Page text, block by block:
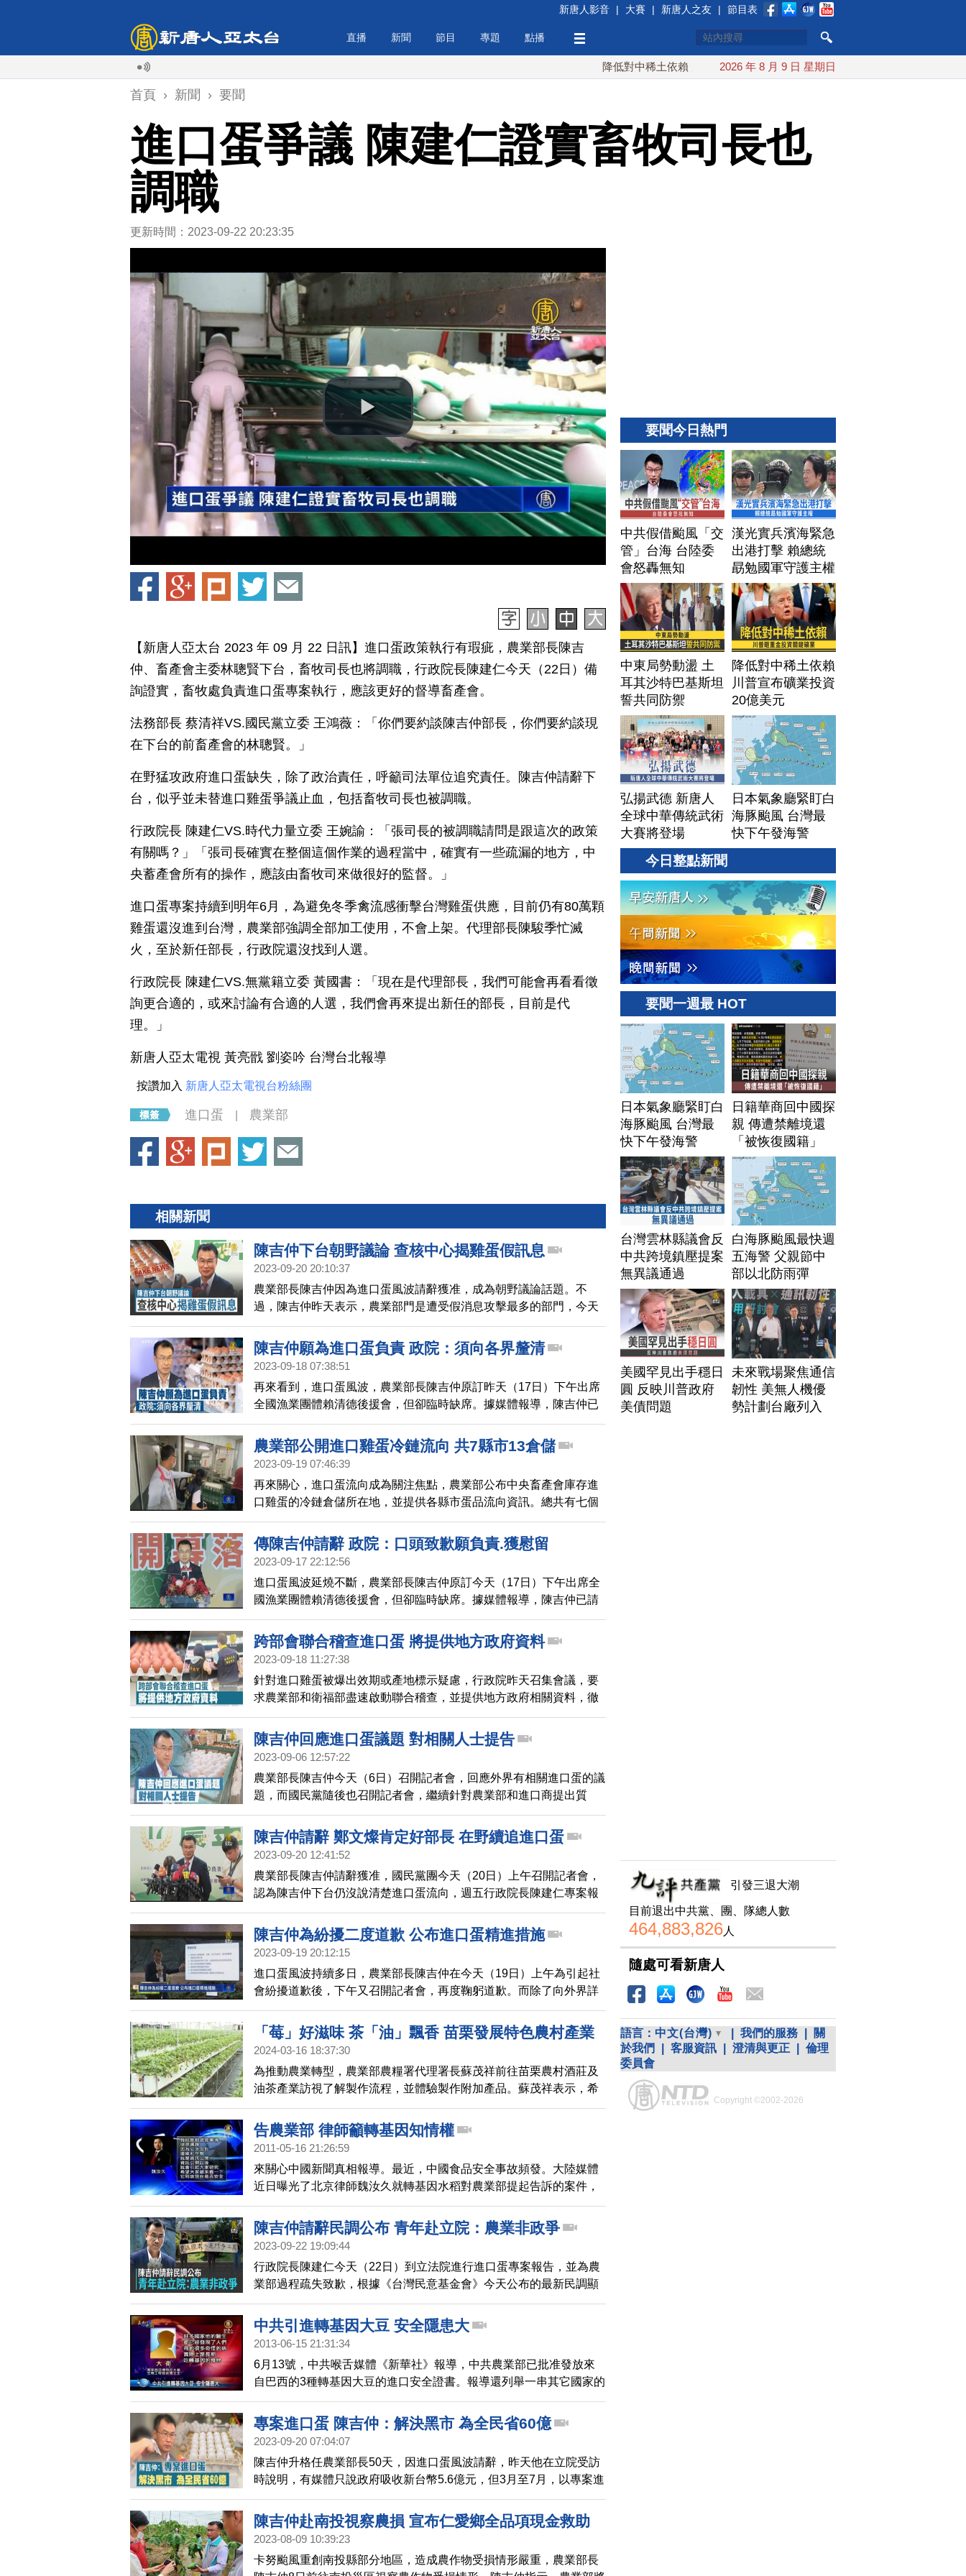
新唐人影音 | 大賽 | 新唐人之友 | 節目表
直播 新聞 節目 專題 點播
降低對中稀土依賴 川普宣布礦業投資20億美元 中東局勢動盪 土耳其沙特巴基斯
2026 年 8 月 9 日 星期日
首頁 › 新聞 › 要聞
進口蛋爭議 陳建仁證實畜牧司長也
調職
更新時間：2023-09-22 20:23:35
【新唐人亞太台 2023 年 09 月 22 日訊】進口蛋政策執行有瑕疵，農業部長陳吉
仲、畜產會主委林聰賢下台，畜牧司長也將調職，行政院長陳建仁今天（22日）備
詢證實，畜牧處負責進口蛋專案執行，應該更好的督導畜產會。
法務部長 蔡清祥VS.國民黨立委 王鴻薇：「你們要約談陳吉仲部長，你們要約談現
在下台的前畜產會的林聰賢。」
在野猛攻政府進口蛋缺失，除了政治責任，呼籲司法單位追究責任。陳吉仲請辭下
台，似乎並未替進口雞蛋爭議止血，包括畜牧司長也被調職。
行政院長 陳建仁VS.時代力量立委 王婉諭：「張司長的被調職請問是跟這次的政策
有關嗎？」「張司長確實在整個這個作業的過程當中，確實有一些疏漏的地方，中
央蓄產會所有的操作，應該由畜牧司來做很好的監督。」
進口蛋專案持續到明年6月，為避免冬季禽流感衝擊台灣雞蛋供應，目前仍有80萬顆
雞蛋還沒進到台灣，農業部強調全部加工使用，不會上架。代理部長陳駿季忙滅
火，至於新任部長，行政院還沒找到人選。
行政院長 陳建仁VS.無黨籍立委 黃國書：「現在是代理部長，我們可能會再看看徵
詢更合適的，或來討論有合適的人選，我們會再來提出新任的部長，目前是代
理。」
新唐人亞太電視 黃亮戩 劉姿吟 台灣台北報導
按讚加入 新唐人亞太電視台粉絲團
進口蛋 農業部
相關新聞
陳吉仲下台朝野議論 查核中心揭雞蛋假訊息
2023-09-20 20:10:37
農業部長陳吉仲因為進口蛋風波請辭獲准，成為朝野議論話題。不
過，陳吉仲昨天表示，農業部門是遭受假消息攻擊最多的部門，今天
有查核中心揭露雞蛋相關假訊息，捏造陳吉仲前一天記者會內容，影
響民眾權益。
陳吉仲願為進口蛋負責 政院：須向各界釐清
2023-09-18 07:38:51
再來看到，進口蛋風波，農業部長陳吉仲原訂昨天（17日）下午出席
全國漁業團體賴清德後援會，但卻臨時缺席。據媒體報導，陳吉仲已
請辭獲准。對此，行政院發言人林子倫回應，陳吉仲的確有向行政院
長陳建仁口頭致歉，並主動表示願意負責。不過陳建仁認為，現階段
陳吉仲有責任持續向各界釐清所有質疑，並對進口蛋政策進行通盤檢
日）的行政院院會，針對進口蛋專案提出報告。今天中午陳吉仲預計
將主持非洲豬瘟應變中心會議。
農業部公開進口雞蛋冷鏈流向 共7縣市13倉儲
2023-09-19 07:46:39
再來關心，進口蛋流向成為關注焦點，農業部公布中央畜產會庫存進
口雞蛋的冷鏈倉儲所在地，並提供各縣市蛋品流向資訊。總共有七個
縣市，十三個倉儲，分布在新北市、桃園市、彰化縣、雲林縣、嘉義
縣、高雄市與屏東縣。今天開始將針對全台十六家進口雞蛋洗選業，
與衛福部展開連續三天的聯合輔導工作。農業部強調，會確保到期專
傳陳吉仲請辭 政院：口頭致歉願負責.獲慰留
2023-09-17 22:12:56
進口蛋風波延燒不斷，農業部長陳吉仲原訂今天（17日）下午出席全
國漁業團體賴清德後援會，但卻臨時缺席。據媒體報導，陳吉仲已請
辭獲准。對於相關傳聞，行政院表示，陳吉仲的確有向陳建仁口頭致
歉，並表示願意負責，但獲慰留。
跨部會聯合稽查進口蛋 將提供地方政府資料
2023-09-18 11:27:38
針對進口雞蛋被爆出效期或產地標示疑慮，行政院昨天召集會議，要
求農業部和衛福部盡速啟動聯合稽查，並提供地方政府相關資料，徹
查雞蛋流向、業者是否依法辦理等。
陳吉仲回應進口蛋議題 對相關人士提告
2023-09-06 12:57:22
農業部長陳吉仲今天（6日）召開記者會，回應外界有相關進口蛋的議
題，而國民黨隨後也召開記者會，繼續針對農業部和進口商提出質
疑。
陳吉仲請辭 鄭文燦肯定好部長 在野續追進口蛋
2023-09-20 12:41:52
農業部長陳吉仲請辭獲准，國民黨團今天（20日）上午召開記者會，
認為陳吉仲下台仍沒說清楚進口蛋流向，週五行政院長陳建仁專案報
告時，要持續監督。行政院副院長鄭文燦指出，進口蛋資料完全公開
透明，也肯定陳吉仲任內為農業轉型的用心，是有感情的好部長。
陳吉仲為紛擾二度道歉 公布進口蛋精進措施
2023-09-19 20:12:15
進口蛋風波持續多日，農業部長陳吉仲在今天（19日）上午為引起社
會紛擾道歉後，下午又召開記者會，再度鞠躬道歉。而除了向外界詳
細說明相關的疑義以外，陳吉仲也公布了對於進口雞蛋專案的精進措
施。
「莓」好滋味 茶「油」飄香 苗栗發展特色農村產業
2024-03-16 18:37:30
為推動農業轉型，農業部農糧署代理署長蘇茂祥前往苗栗農村酒莊及
油茶產業訪視了解製作流程，並體驗製作附加產品。蘇茂祥表示，希
望透過持續輔導農民利用國產農糧產品原料，製成在地國產農產品，
提昇消費力，並將臺灣的優質農產品推向國際。
告農業部 律師籲轉基因知情權
2011-05-16 21:26:59
來關心中國新聞真相報導。最近，中國食品安全事故頻發。大陸媒體
近日曝光了北京律師魏汝久就轉基因水稻對農業部提起告訴的案件，
魏汝久律師表示，老百姓知道更多的轉基因食品真實情況後，才能做
出正確的判斷 。
陳吉仲請辭民調公布 青年赴立院：農業非政爭
2023-09-22 19:09:44
行政院長陳建仁今天（22日）到立法院進行進口蛋專案報告，並為農
業部過程疏失致歉，根據《台灣民意基金會》今天公布的最新民調顯
示，有2成1的國人滿意陳吉仲處理缺蛋危機的表現，但有高達5成7不
滿意。不過，今天在立法院外也有年輕人舉起「農為國本不是鬥爭工
具」布條，他們表示，面對農業議題應實事求是，農業部門有過錯應
後續作為，以終止假消息對台灣社會的傷害，他們呼籲，各黨派團結
促進台灣農業發展。
中共引進轉基因大豆 安全隱患大
2013-06-15 21:31:34
6月13號，中共喉舌媒體《新華社》報導，中共農業部已批准發放來
自巴西的3種轉基因大豆的進口安全證書。報導還列舉一串其它國家的
名單，宣稱這些國家已批准用於商業化種植或食用。儘管如此，輿論
仍質疑聲一片，專家指出，轉基因食品對生態環境和人體安全會造成
極大的隱患。
專案進口蛋 陳吉仲：解決黑市 為全民省60億
2023-09-20 07:04:07
陳吉仲升格任農業部長50天，因進口蛋風波請辭，昨天他在立院受訪
時說明，有媒體只說政府吸收新台幣5.6億元，但3月至7月，以專案進
口供給30億顆雞蛋，解決了黑市問題，也讓每個消費者省2元，等於
省了60億元。
陳吉仲赴南投視察農損 宣布仁愛鄉全品項現金救助
2023-08-09 10:39:23
卡努颱風重創南投縣部分地區，造成農作物受損情形嚴重，農業部長
要聞今日熱門
中共假借颱風「交
管」台海 台陸委
會怒轟無知
漢光實兵濱海緊急
出港打擊 賴總統
勗勉國軍守護主權
中東局勢動盪 土
耳其沙特巴基斯坦
誓共同防禦
降低對中稀土依賴
川普宣布礦業投資
20億美元
弘揚武德 新唐人
全球中華傳統武術
大賽將登場
日本氣象廳緊盯白
海豚颱風 台灣最
快下午發海警
今日整點新聞
要聞一週最 HOT
日本氣象廳緊盯白
海豚颱風 台灣最
快下午發海警
日籍華商回中國探
親 傳遭禁離境還
「被恢復國籍」
台灣雲林縣議會反
中共跨境鎮壓提案
無異議通過
白海豚颱風最快週
五海警 父親節中
部以北防雨彈
美國罕見出手穩日
圓 反映川普政府
美債問題
未來戰場聚焦通信
韌性 美無人機優
勢計劃台廠列入
引發三退大潮
目前退出中共黨、團、隊總人數
464,883,826人
隨處可看新唐人
語言： 中文(台灣) 我們的服務
關
於我們
客服資訊 澄清與更正
倫理
委員會
Copyright ©2002-2026